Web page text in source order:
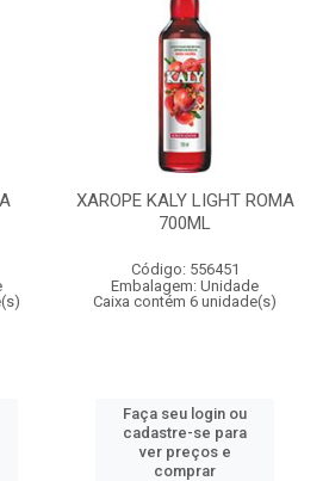
XAROPE KALY LIGHT ROMA
700ML
Código: 556451
Embalagem: Unidade
Caixa contém 6 unidade(s)
Faça seu login ou
cadastre-se para
ver preços e
comprar